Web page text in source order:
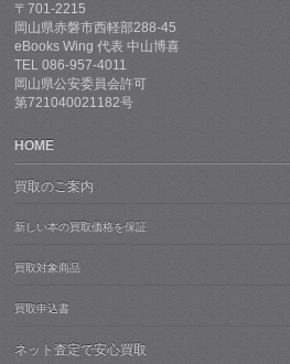
〒701-2215
岡山県赤磐市西軽部288-45
eBooks Wing 代表 中山博喜
TEL 086-957-4011
岡山県公安委員会許可
第721040021182号
HOME
買取のご案内
新しい本の買取価格を保証
買取対象商品
買取申込書
ネット査定で安心買取